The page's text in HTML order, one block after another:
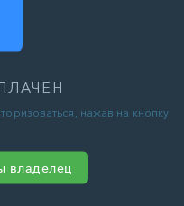
нажав на кнопку
владелец